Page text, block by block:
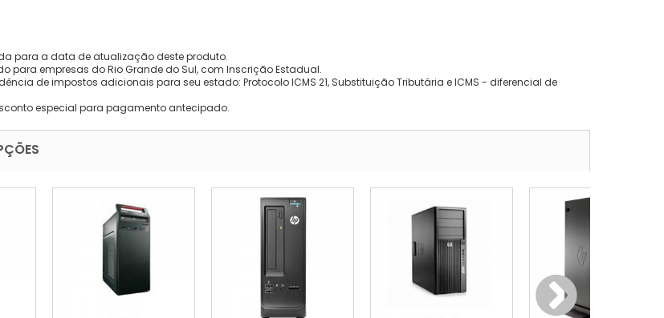
para a data de atualização deste produto.
para empresas do Rio Grande do Sul, com Inscrição Estadual.
de impostos adicionais para seu estado: Protocolo ICMS 21, Substituição Tributária e ICMS - diferencial de
especial para pagamento antecipado.